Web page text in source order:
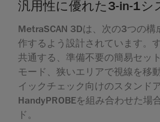
汎用性に優れた3-in-1シ
MetraSCAN 3Dは、次の3つの構
作するよう設計されています。
共通する、準備不要の簡易セッ
モード、狭いエリアで視線を移
イックチェック向けのスタンド
HandyPROBEを組み合わせた場
ド。